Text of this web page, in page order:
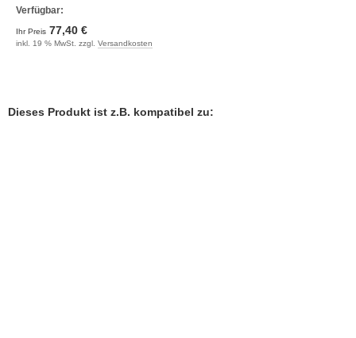
Verfügbar:
Ihr Preis 77,40 €
inkl. 19 % MwSt. zzgl. Versandkosten
Dieses Produkt ist z.B. kompatibel zu: